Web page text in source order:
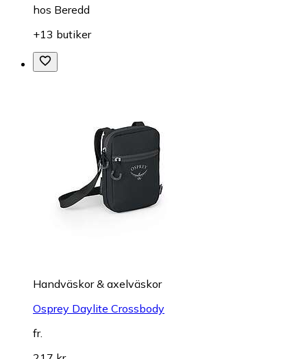
hos Beredd
+13 butiker
Handväskor & axelväskor
Osprey Daylite Crossbody
fr.